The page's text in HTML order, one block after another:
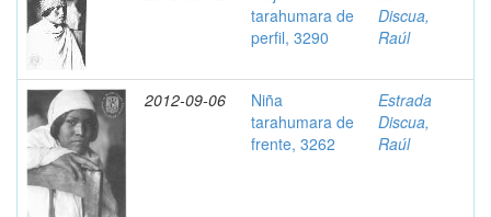
tarahumara de
perfil, 3290
Discua,
Raúl
2012-09-06
Niña
tarahumara de
frente, 3262
Estrada
Discua,
Raúl